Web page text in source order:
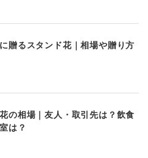
贈るスタンド花｜相場や贈り方
の相場｜友人・取引先は？飲食
は？